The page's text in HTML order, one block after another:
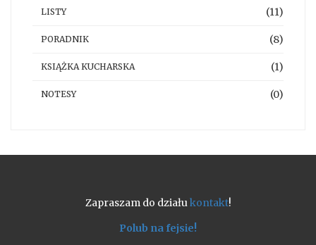
LISTY (11)
PORADNIK (8)
KSIĄŻKA KUCHARSKA (1)
NOTESY (0)
Zapraszam do działukontakt!
Polub na fejsie!